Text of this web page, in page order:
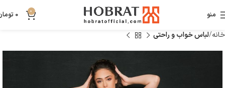
منو 0
0
خانه لباس خواب و راحتی